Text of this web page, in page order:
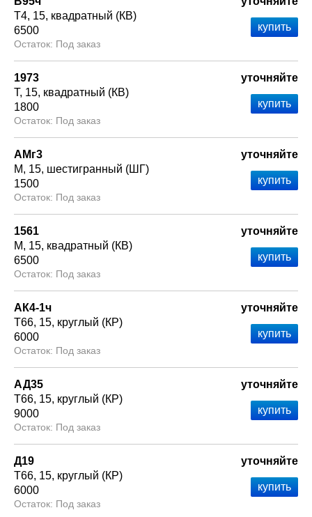
Т4 15 квадратный (КВ)
6500
Под заказ
1973
Т 15 квадратный (КВ)
1800
Под заказ
уточняйте
АМг3
М
15 шестигранный (ШГ)
1500
Под заказ
уточняйте
1561
М
15 квадратный (КВ)
6500
Под заказ
уточняйте
АК4-1ч
Т66 15 круглый (КР)
6000
Под заказ
уточняйте
АД35
Т66 15 круглый (КР)
9000
Под заказ
уточняйте
Д19
Т66 15 круглый (КР)
6000
Под заказ
уточняйте